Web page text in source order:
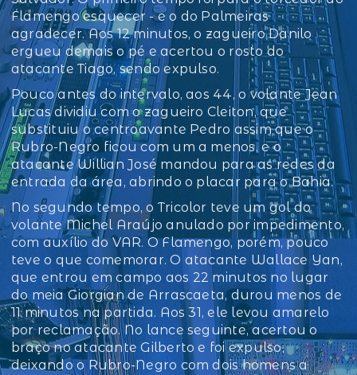
Flamengo esquecer - e o do Palmeiras
agradecer. Aos 12 minutos, o zagueiro Danilo
ergueu demais o pé e acertou o rosto do
atacante Tiago, sendo expulso.
Pouco antes do intervalo, aos 44, o volante Jean
Lucas dividiu com o zagueiro Cleiton, que
substituiu o centroavante Pedro assim que o
Rubro-Negro ficou com um a menos, e o
atacante Willian José mandou para as redes da
entrada da área, abrindo o placar para o Bahia.
No segundo tempo, o Tricolor teve um gol do
volante Michel Araújo anulado por impedimento,
com auxílio do VAR. O Flamengo, porém, pouco
teve o que comemorar. O atacante Wallace Yan,
que entrou em campo aos 22 minutos no lugar
do meia Giorgian de Arrascaeta, durou menos de
11 minutos na partida. Aos 31, ele levou amarelo
por reclamação. No lance seguinte, acertou o
braço no atacante Gilberto e foi expulso,
deixando o Rubro-Negro com dois homens a